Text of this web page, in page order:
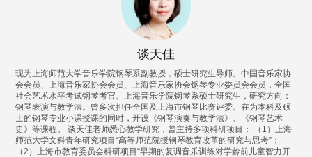
谈天佳
现为上海师范大学音乐学院钢琴系副教授，硕士研究生导师。中国音乐家协
会会员、上海音乐家协会会员、上海音乐家协会钢琴专业委员会会员，全国
社会艺术水平考试钢琴考官。上海音乐学院钢琴系硕士研究生，研究方向：
钢琴表演与教学法。曾多次担任全国及上海市钢琴比赛评委。在为本科及硕
士的钢琴专业小课授课的同时，开设《钢琴演奏与教学法》、《钢琴艺术
史》等课程。 谈天佳老师悉心教学研究，曾主持多项科研项目： （1）上海
师范大学文科青年研究项目“高等师范院授钢琴教育改革的研究与思考”；
（2）上海市教育委员会科研项目“早期的复调音乐训练对学龄前儿童智力开